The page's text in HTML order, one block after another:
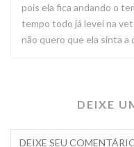
pois ela fica andando o
tempo todo já levei na
não quero que ela sinta a
DEIXE